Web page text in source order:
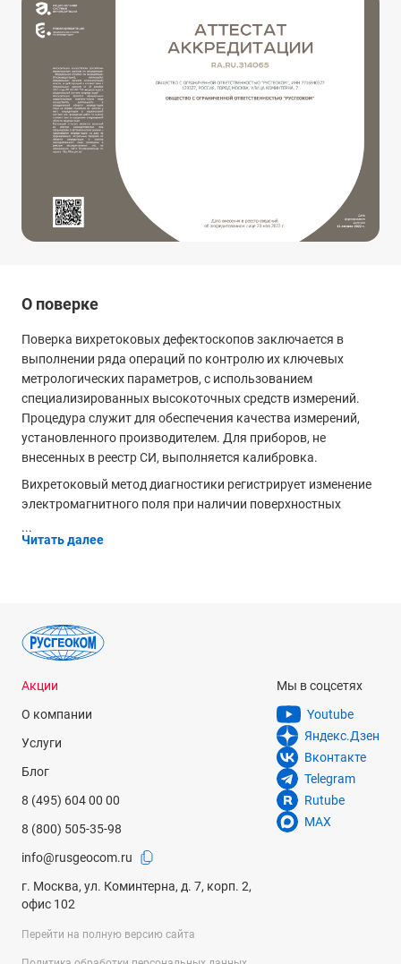
О поверке
Поверка вихретоковых дефектоскопов заключается в
выполнении ряда операций по контролю их ключевых
метрологических параметров, с использованием
специализированных высокоточных средств измерений.
Процедура служит для обеспечения качества измерений,
установленного производителем. Для приборов, не
внесенных в реестр СИ, выполняется калибровка.
Вихретоковый метод диагностики регистрирует изменение
электромагнитного поля при наличии поверхностных
...
Читать далее
Акции
О компании
Услуги
Блог
8 (495) 604 00 00
8 (800) 505-35-98
info@rusgeocom.ru
г. Москва, ул. Коминтерна, д. 7, корп. 2,
офис 102
Мы в соцсетях
Youtube
Яндекс.Дзен
Вконтакте
Telegram
Rutube
MAX
Перейти на полную версию сайта